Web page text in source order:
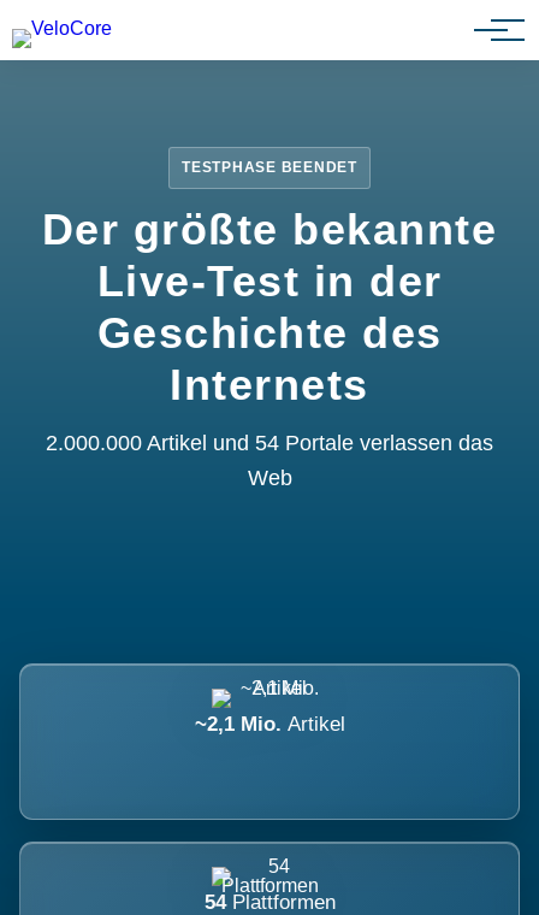
Partnerprogramm
TESTPHASE BEENDET
Der größte bekannte
Live-Test in der
Geschichte des
Internets
2.000.000 Artikel und 54 Portale verlassen das
Web
~2,1 Mio. Artikel
54 Plattformen